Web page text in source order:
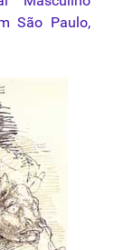
São Paulo,